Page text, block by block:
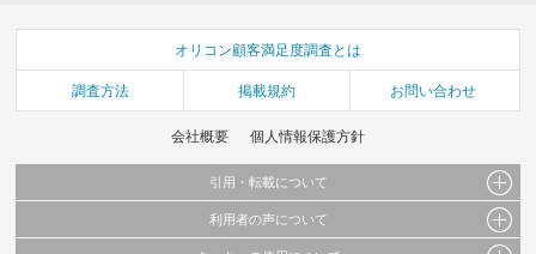
オリコン顧客満足度調査とは
調査方法 掲載規約 お問い合わせ
会社概要 個人情報保護方針
引用・転載について
当サイトで公開されている情報（文字、写真、イラスト、画像データ等）及びこれらの配
利用者の声について